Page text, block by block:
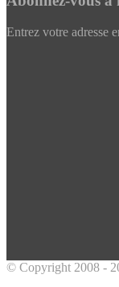
Entrez votre adresse
© Copyright 2008 -